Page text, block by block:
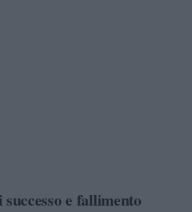
e fallimento